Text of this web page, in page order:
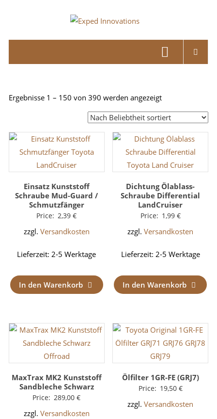
Exped
Overland
Ergebnisse 1 – 150 von 390 werden angezeigtNach
Beliebtheit
sortiert
Einsatz Kunststoff
Schraube Mud-Guard /
Schmutzfänger
Price: 2,39€
zzgl. Versandkosten
Lieferzeit:2-5 Werktage
In den Warenkorb
Dichtung Ölablass-
Schraube Differential
LandCruiser
Price: 1,99 €
zzgl.Versandkosten
Lieferzeit: 2-5 Werktage
In den Warenkorb
MaxTrax MK2 Kunststoff
Sandbleche Schwarz
Price: 289,00€
zzgl. Versandkosten
Ölfilter 1GR-FE (GRJ7)
Price: 19,50 €
zzgl.Versandkosten